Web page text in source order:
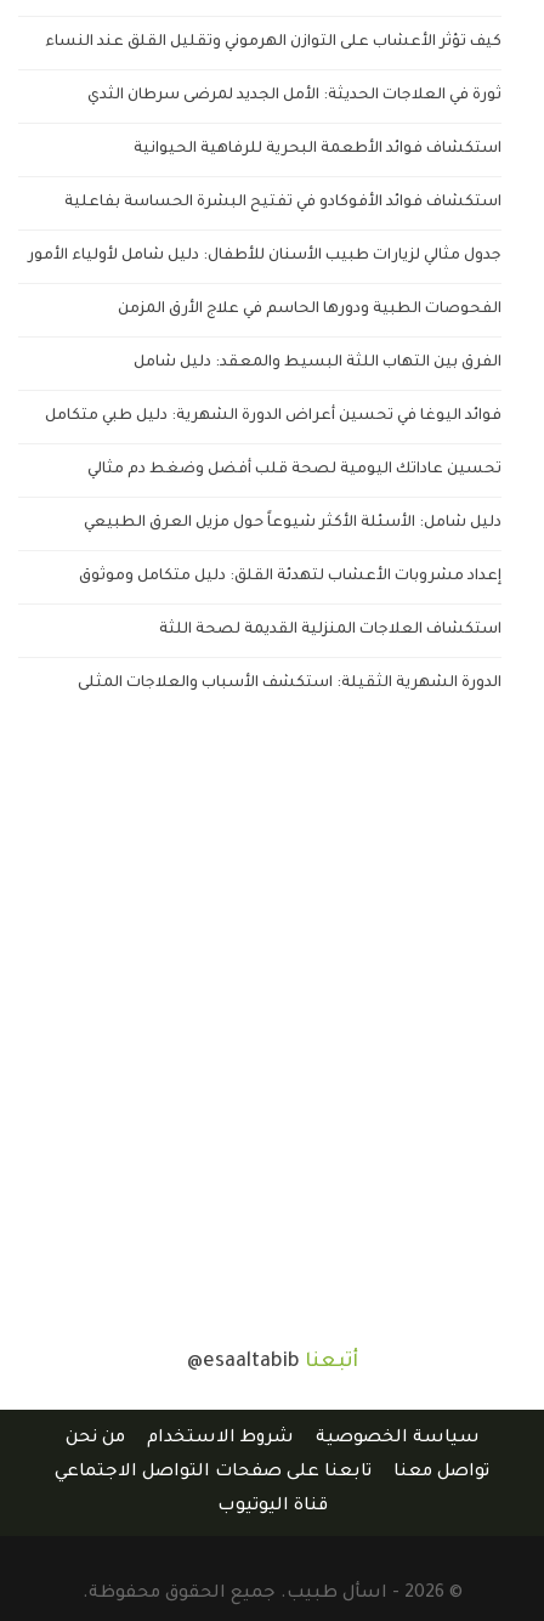
كيف تؤثر الأعشاب على التوازن الهرموني وتقليل القلق عند النساء
ثورة في العلاجات الحديثة: الأمل الجديد لمرضى سرطان الثدي
استكشاف فوائد الأطعمة البحرية للرفاهية الحيوانية
استكشاف فوائد الأفوكادو في تفتيح البشرة الحساسة بفاعلية
جدول مثالي لزيارات طبيب الأسنان للأطفال: دليل شامل لأولياء الأمور
الفحوصات الطبية ودورها الحاسم في علاج الأرق المزمن
الفرق بين التهاب اللثة البسيط والمعقد: دليل شامل
فوائد اليوغا في تحسين أعراض الدورة الشهرية: دليل طبي متكامل
تحسين عاداتك اليومية لصحة قلب أفضل وضغط دم مثالي
دليل شامل: الأسئلة الأكثر شيوعاً حول مزيل العرق الطبيعي
إعداد مشروبات الأعشاب لتهدئة القلق: دليل متكامل وموثوق
استكشاف العلاجات المنزلية القديمة لصحة اللثة
الدورة الشهرية الثقيلة: استكشف الأسباب والعلاجات المثلى
أتبعنا @esaaltabib
سياسة الخصوصية شروط الاستخدام
من نحن
تواصل معنا
تابعنا على صفحات التواصل الاجتماعي
قناة اليوتيوب
© 2026 - اسأل طبيب. جميع الحقوق محفوظة.